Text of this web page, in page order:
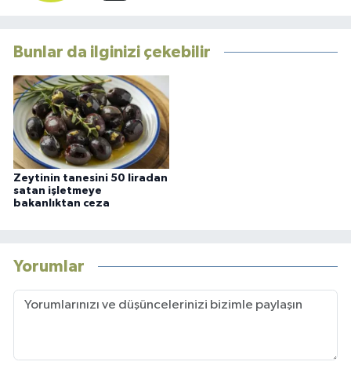
Bunlar da ilginizi çekebilir
Zeytinin tanesini 50 liradan
satan işletmeye
bakanlıktan ceza
Yorumlar